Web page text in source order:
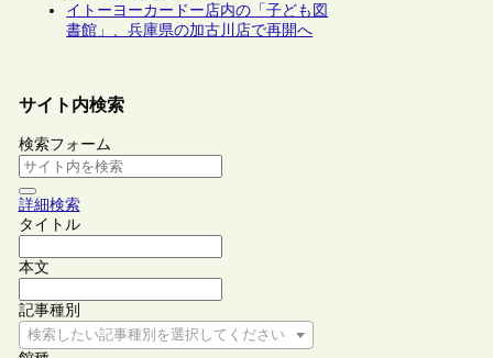
イトーヨーカードー店内の「子ども図
書館」、兵庫県の加古川店で再開へ
サイト内検索
検索フォーム
詳細検索
タイトル
本文
記事種別
検索したい記事種別を選択してください